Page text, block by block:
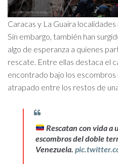
Caracas y La Guaira
Sin embargo, también han
algo de esperanza a quienes
rescate. Entre ellas destaca el
encontrado bajo los
atrapado entre los restos de
Rescatan con vida a
escombros del doble
Venezuela.